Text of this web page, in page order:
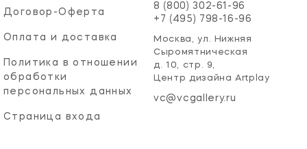
Договор-Оферта
Оплата и доставка
Политика в отношении
обработки
персональных данных
Страница входа
8 (800) 302-61-96
+7 (495) 798-16-96
Москва, ул. Нижняя
Сыромятническая
д. 10, стр. 9,
Центр дизайна Artplay
vc@vcgallery.ru